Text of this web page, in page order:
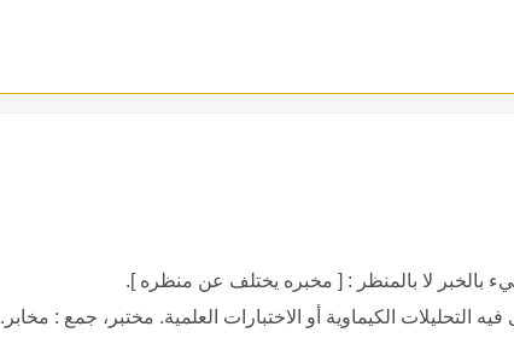
بالخبر لا بالمنظر : [ مخبره يختلف عن منظره ].
التحليلات الكيماوية أو الاختبارات العلمية. مختبر، جمع : مخابر.